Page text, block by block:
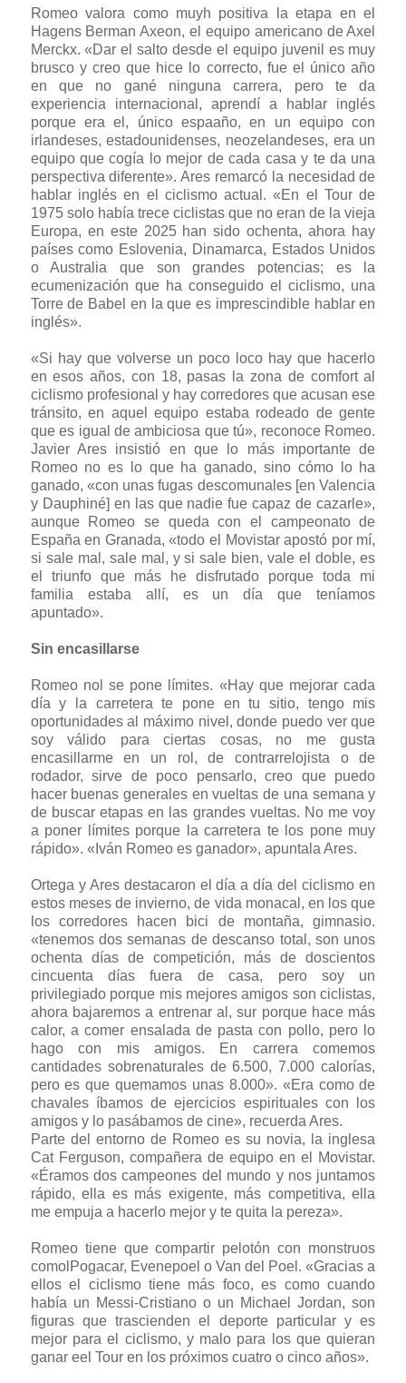
Romeo valora como muyh positiva la etapa en el
Hagens Berman Axeon, el equipo americano de Axel
Merckx. «Dar el salto desde el equipo juvenil es muy
brusco y creo que hice lo correcto, fue el único año
en que no gané ninguna carrera, pero te da
experiencia internacional, aprendí a hablar inglés
porque era el, único espaaño, en un equipo con
irlandeses, estadounidenses, neozelandeses, era un
equipo que cogía lo mejor de cada casa y te da una
perspectiva diferente». Ares remarcó la necesidad de
hablar inglés en el ciclismo actual. «En el Tour de
1975 solo había trece ciclistas que no eran de la vieja
Europa, en este 2025 han sido ochenta, ahora hay
países como Eslovenia, Dinamarca, Estados Unidos
o Australia que son grandes potencias; es la
ecumenización que ha conseguido el ciclismo, una
Torre de Babel en la que es imprescindible hablar en
inglés».
«Si hay que volverse un poco loco hay que hacerlo
en esos años, con 18, pasas la zona de comfort al
ciclismo profesional y hay corredores que acusan ese
tránsito, en aquel equipo estaba rodeado de gente
que es igual de ambiciosa que tú», reconoce Romeo.
Javier Ares insistió en que lo más importante de
Romeo no es lo que ha ganado, sino cómo lo ha
ganado, «con unas fugas descomunales [en Valencia
y Dauphiné] en las que nadie fue capaz de cazarle»,
aunque Romeo se queda con el campeonato de
España en Granada, «todo el Movistar apostó por mí,
si sale mal, sale mal, y si sale bien, vale el doble, es
el triunfo que más he disfrutado porque toda mi
familia estaba allí, es un día que teníamos
apuntado».
Sin encasillarse
Romeo nol se pone límites. «Hay que mejorar cada
día y la carretera te pone en tu sitio, tengo mis
oportunidades al máximo nivel, donde puedo ver que
soy válido para ciertas cosas, no me gusta
encasillarme en un rol, de contrarrelojista o de
rodador, sirve de poco pensarlo, creo que puedo
hacer buenas generales en vueltas de una semana y
de buscar etapas en las grandes vueltas. No me voy
a poner límites porque la carretera te los pone muy
rápido». «Iván Romeo es ganador», apuntala Ares.
Ortega y Ares destacaron el día a día del ciclismo en
estos meses de invierno, de vida monacal, en los que
los corredores hacen bici de montaña, gimnasio.
«tenemos dos semanas de descanso total, son unos
ochenta días de competición, más de doscientos
cincuenta días fuera de casa, pero soy un
privilegiado porque mis mejores amigos son ciclistas,
ahora bajaremos a entrenar al, sur porque hace más
calor, a comer ensalada de pasta con pollo, pero lo
hago con mis amigos. En carrera comemos
cantidades sobrenaturales de 6.500, 7.000 calorías,
pero es que quemamos unas 8.000». «Era como de
chavales íbamos de ejercicios espirituales con los
amigos y lo pasábamos de cine», recuerda Ares.
Parte del entorno de Romeo es su novia, la inglesa
Cat Ferguson, compañera de equipo en el Movistar.
«Éramos dos campeones del mundo y nos juntamos
rápido, ella es más exigente, más competitiva, ella
me empuja a hacerlo mejor y te quita la pereza».
Romeo tiene que compartir pelotón con monstruos
comolPogacar, Evenepoel o Van del Poel. «Gracias a
ellos el ciclismo tiene más foco, es como cuando
había un Messi-Cristiano o un Michael Jordan, son
figuras que trascienden el deporte particular y es
mejor para el ciclismo, y malo para los que quieran
ganar eel Tour en los próximos cuatro o cinco años».